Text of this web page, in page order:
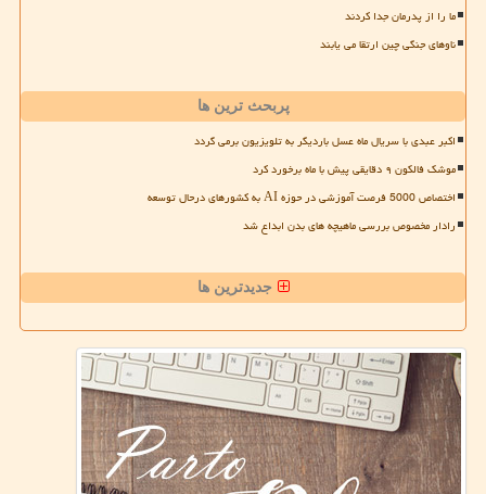
ما را از پدرمان جدا کردند
ناوهای جنگی چین ارتقا می یابند
پربحث ترین ها
اکبر عبدی با سریال ماه عسل باردیگر به تلویزیون برمی گردد
موشک فالکون ۹ دقایقی پیش با ماه برخورد کرد
اختصاص 5000 فرصت آموزشی در حوزه AI به کشورهای درحال توسعه
رادار مخصوص بررسی ماهیچه های بدن ابداع شد
جدیدترین ها